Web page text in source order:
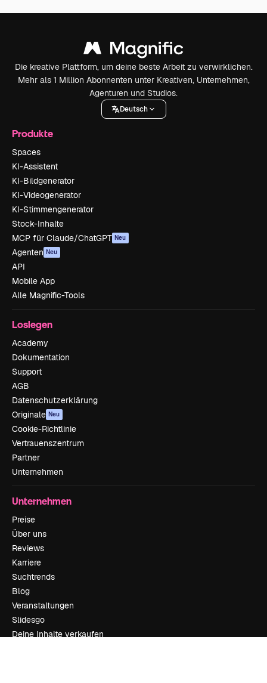
Die kreative Plattform, um deine beste Arbeit zu verwirklichen.
Mehr als 1 Million Abonnenten unter Kreativen, Unternehmen,
Agenturen und Studios.
Deutsch
Produkte
Spaces
KI-Assistent
KI-Bildgenerator
KI-Videogenerator
KI-Stimmengenerator
Stock-Inhalte
MCP für Claude/ChatGPT Neu
Agenten Neu
API
Mobile App
Alle Magnific-Tools
Loslegen
Academy
Dokumentation
Support
AGB
Datenschutzerklärung
Originale Neu
Cookie-Richtlinie
Vertrauenszentrum
Partner
Unternehmen
Unternehmen
Preise
Über uns
Reviews
Karriere
Suchtrends
Blog
Veranstaltungen
Slidesgo
Deine Inhalte verkaufen